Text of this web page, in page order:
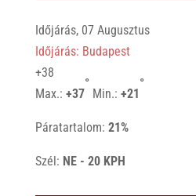
Időjárás, 07 Augusztus
Időjárás: Budapest
+38
Max.: +37
°
Min.: +21
°
Páratartalom: 21%
Szél: NE - 20 KPH